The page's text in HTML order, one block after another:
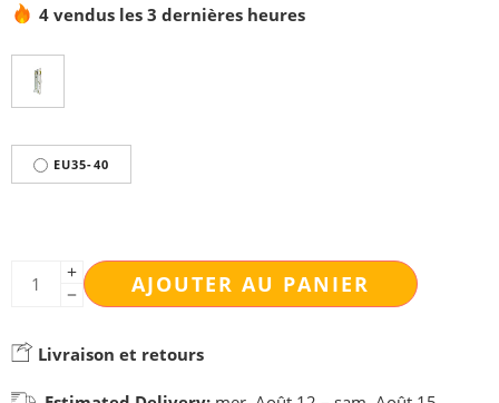
4 vendus les 3 dernières heures
EU35-40
AJOUTER AU PANIER
Livraison et retours